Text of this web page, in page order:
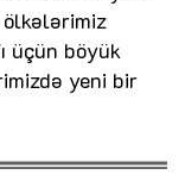
ölkələrimiz
üçün böyük
yeni bir